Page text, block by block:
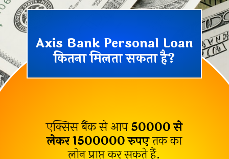
Axis Bank Personal Loan
कितना मिलता सकता है?
एक्सिस बैंक से आप₹50000 से
लेकर 1500000रुपएतक का
लोन प्राप्त कर सकते हैं.